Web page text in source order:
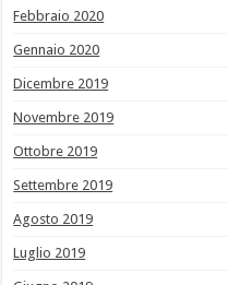
Febbraio 2020
Gennaio 2020
Dicembre 2019
Novembre 2019
Ottobre 2019
Settembre 2019
Agosto 2019
Luglio 2019